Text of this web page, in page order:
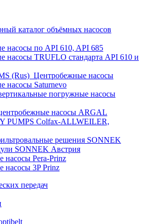
каталог объёмных насосов
насосы по API 610, API 685
насосы TRUFLO стандарта API 610 и
(Rus)_Центробежные насосы
насосы Saturnevo
погружные насосы
насосы ARGAL
PUMPS Colfax-ALLWEILER,
решения SONNEK
SONNEK Австрия
насосы Pera-Prinz
насосы 3P Prinz
передач